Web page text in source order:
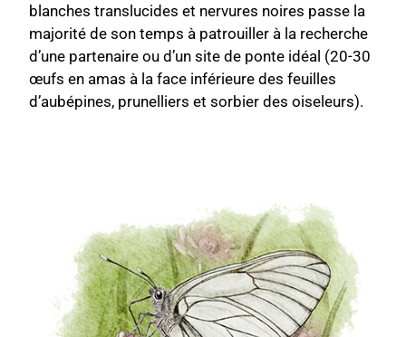
blanches translucides et nervures noires passe la
majorité de son temps à patrouiller à la recherche
d’une partenaire ou d’un site de ponte idéal (20-30
œufs en amas à la face inférieure des feuilles
d’aubépines, prunelliers et sorbier des oiseleurs).